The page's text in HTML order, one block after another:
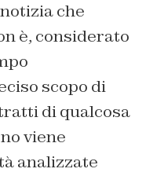
che
è, considerato
scopo di
di qualcosa
viene
analizzate